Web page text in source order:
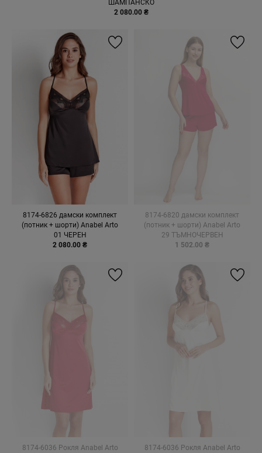
ШАМПАНСКО
2 080.00 ₴
8174-6826 дамски комплект
(потник + шорти) Anabel Arto
01 ЧЕРЕН
2 080.00 ₴
8174-6820 дамски комплект
(потник + шорти) Anabel Arto
29 ТЪМНОЧЕРВЕН
1 502.00 ₴
8174-6036 Рокля Anabel Arto
8174-6036 Рокля Anabel Arto